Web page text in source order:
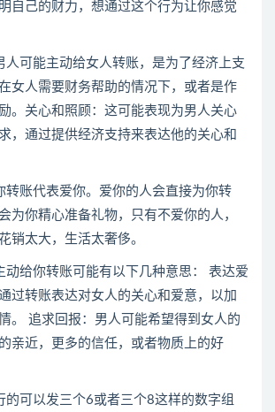
自己的财力，想通过这个行为让你感觉
人可能主动给女人转账，是为了经济上支
女人需要财务帮助的情况下，或者是作
。关心和照顾：这可能表现为男人关心
，通过提供经济支持来表达他的关心和
转账代表爱你。爱你的人会直接为你转
为你精心准备礼物，只有不爱你的人，
销太大，生活太奢侈。
动给你转账可能有以下几种意思： 表达爱
过转账表达对女人的关心和爱意，以加
。 追求回报：男人可能希望得到女人的
亲近，更多的信任，或者物质上的好
的可以发三个6或者三个8这样的数字组